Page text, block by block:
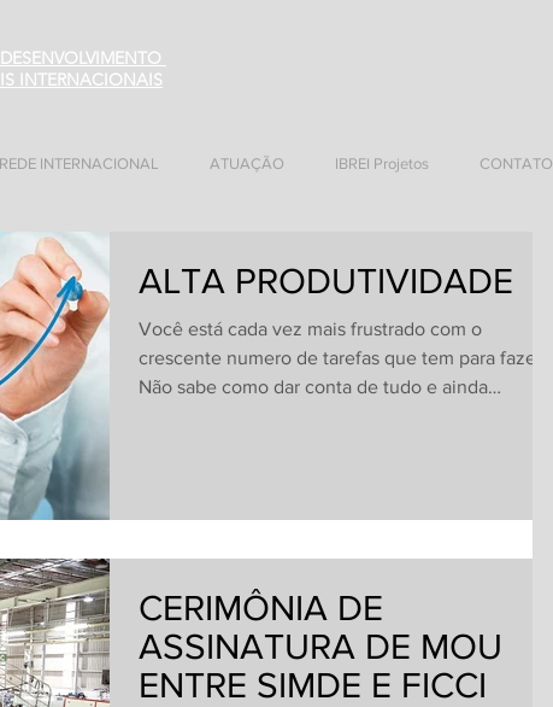
INTERNACIONAIS
REDE INTERNACIONAL ATUAÇÃO IBREI Projetos CONTATO
ALTA PRODUTIVIDADE
Você está cada vez mais frustrado com o
crescente numero de tarefas que tem para fazer?
Não sabe como dar conta de tudo e ainda
CERIMÔNIA DE
ASSINATURA DE MOU
ENTRE SIMDE E FICCI